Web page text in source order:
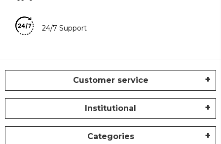
24/7 Support
Customer service
Institutional
Categories